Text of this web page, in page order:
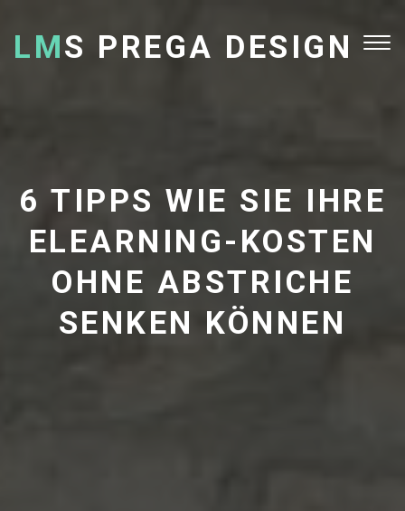
LMS PREGA DESIGN
6 TIPPS WIE SIE IHRE
ELEARNING-KOSTEN
OHNE ABSTRICHE
SENKEN KÖNNEN